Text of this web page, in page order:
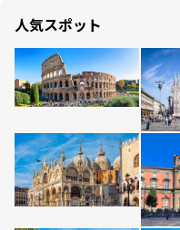
人気スポット